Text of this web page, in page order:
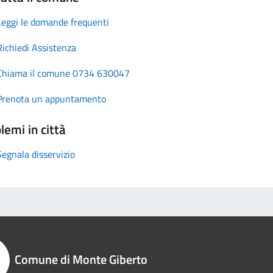
le domande frequenti
Assistenza
il comune 0734 630047
un appuntamento
in città
disservizio
Comune di Monte Giberto